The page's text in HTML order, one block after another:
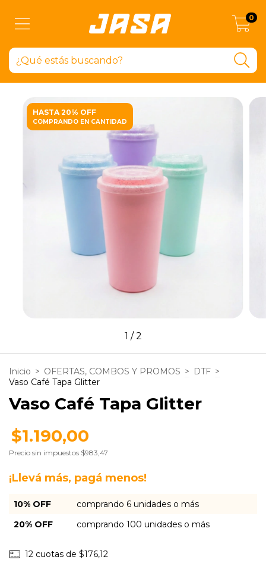
0
HASTA 20% OFF
COMPRANDO EN CANTIDAD
1 /2
Inicio > OFERTAS, COMBOS Y PROMOS > DTF >
Vaso Café Tapa Glitter
Vaso Café Tapa Glitter
$1.190,00
Precio sin impuestos $983,47
¡Llevá más, pagá menos!
10% OFF
comprando 6 unidades o más
20% OFF
comprando 100 unidades o más
12 cuotas de $176,12